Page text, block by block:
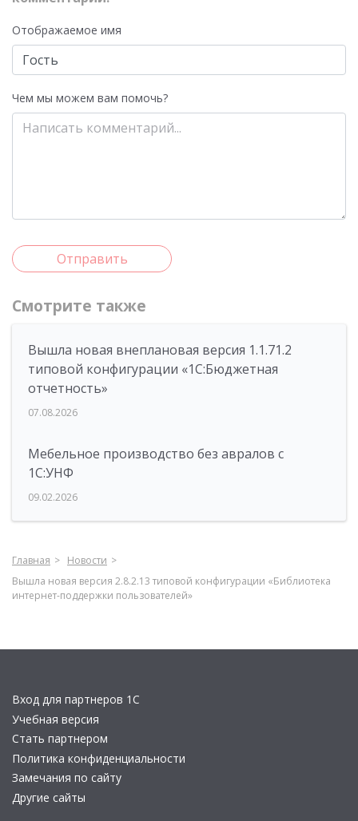
Отображаемое имя
Чем мы можем вам помочь?
Отправить
Смотрите также
Вышла новая внеплановая версия 1.1.71.2
типовой конфигурации «1C:Бюджетная
отчетность»
07.08.2026
Мебельное производство без авралов с
1С:УНФ
09.02.2026
Главная
Новости
Вышла новая версия 2.8.2.13 типовой конфигурации «Библиотека
интернет-поддержки пользователей»
Вход для партнеров 1С
Учебная версия
Стать партнером
Политика конфиденциальности
Замечания по сайту
Другие сайты